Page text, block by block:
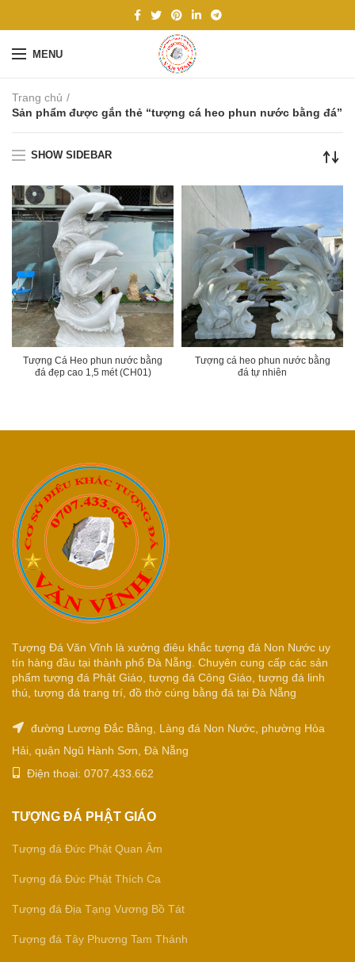
MENU
Trang chủ
Sản phẩm được gắn thẻ “tượng cá heo phun nước bằng đá”
SHOW SIDEBAR
Tượng Cá Heo phun nước bằng
đá đẹp cao 1,5 mét (CH01)
Tượng cá heo phun nước bằng
đá tự nhiên
Tượng Đá Văn Vĩnh là xưởng điêu khắc tượng đá Non Nước uy
tín hàng đầu tại thành phố Đà Nẵng. Chuyên cung cấp các sản
phẩm tượng đá Phật Giáo, tượng đá Công Giáo, tượng đá linh
thú, tượng đá trang trí, đồ thờ cúng bằng đá tại Đà Nẵng
đường Lương Đắc Bằng, Làng đá Non Nước, phường Hòa
Hải, quận Ngũ Hành Sơn, Đà Nẵng
Điện thoại: 0707.433.662
TƯỢNG ĐÁ PHẬT GIÁO
Tượng đá Đức Phật Quan Âm
Tượng đá Đức Phật Thích Ca
Tượng đá Địa Tạng Vương Bồ Tát
Tượng đá Tây Phương Tam Thánh